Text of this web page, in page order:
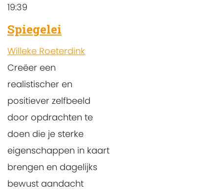
19:39
Spiegelei
Willeke Roeterdink
Creëer een
realistischer en
positiever zelfbeeld
door opdrachten te
doen die je sterke
eigenschappen in kaart
brengen en dagelijks
bewust aandacht